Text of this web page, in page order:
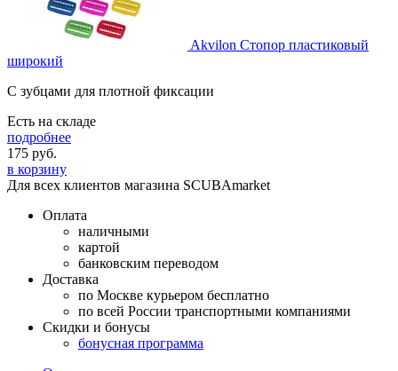
Akvilon Стопор пластиковый
широкий
С зубцами для плотной фиксации
Есть на складе
подробнее
175 руб.
в корзину
Для всех клиентов магазина SCUBAmarket
Оплата
наличными
картой
банковским переводом
Доставка
по Москве курьером бесплатно
по всей России транспортными компаниями
Скидки и бонусы
бонусная программа